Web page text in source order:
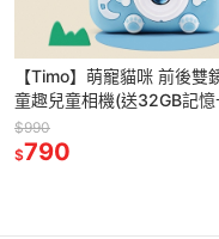
【Timo】萌寵貓咪 前後雙
童趣兒童相機(送32GB記憶
$990
$790